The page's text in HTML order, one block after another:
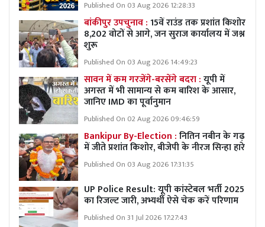
Published On 03 Aug 2026 12:28:33
बांकीपुर उपचुनाव :15वें राउंड तक प्रशांत किशोर
8,202 वोटों से आगे, जन सुराज कार्यालय में जश्न
शुरू
Published On 03 Aug 2026 14:49:23
सावन में कम गरजेंगे-बरसेंगे बदरा :यूपी में
अगस्त में भी सामान्य से कम बारिश के आसार,
जानिए IMD का पूर्वानुमान
Published On 02 Aug 2026 09:46:59
Bankipur By-Election :नितिन नबीन के गढ़
में जीते प्रशांत किशोर, बीजेपी के नीरज सिन्हा हारे
Published On 03 Aug 2026 17:31:35
UP Police Result: यूपी कांस्टेबल भर्ती 2025
का रिजल्ट जारी, अभ्यर्थी ऐसे चेक करें परिणाम
Published On 31 Jul 2026 17:27:43